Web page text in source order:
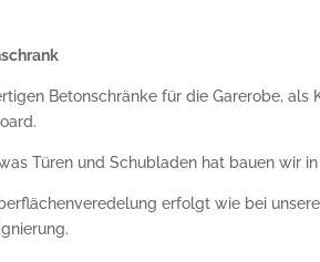
Betonschränke für die Garerobe, als
Türen und Schubladen hat bauen wir
erfolgt wie bei